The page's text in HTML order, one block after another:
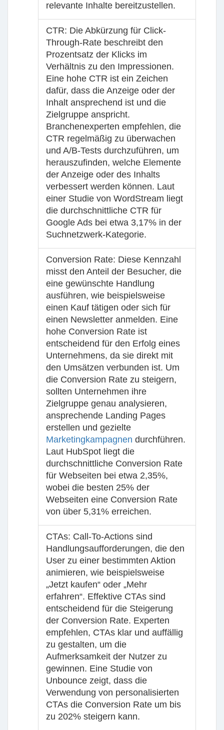
relevante Inhalte bereitzustellen.
CTR: Die Abkürzung für Click-
Through-Rate beschreibt den
Prozentsatz der Klicks im
Verhältnis zu den Impressionen.
Eine hohe CTR ist ein Zeichen
dafür, dass die Anzeige oder der
Inhalt ansprechend ist und die
Zielgruppe anspricht.
Branchenexperten empfehlen, die
CTR regelmäßig zu überwachen
und A/B-Tests durchzuführen, um
herauszufinden, welche Elemente
der Anzeige oder des Inhalts
verbessert werden können. Laut
einer Studie von WordStream liegt
die durchschnittliche CTR für
Google Ads bei etwa 3,17% in der
Suchnetzwerk-Kategorie.
Conversion Rate: Diese Kennzahl
misst den Anteil der Besucher, die
eine gewünschte Handlung
ausführen, wie beispielsweise
einen Kauf tätigen oder sich für
einen Newsletter anmelden. Eine
hohe Conversion Rate ist
entscheidend für den Erfolg eines
Unternehmens, da sie direkt mit
den Umsätzen verbunden ist. Um
die Conversion Rate zu steigern,
sollten Unternehmen ihre
Zielgruppe genau analysieren,
ansprechende Landing Pages
erstellen und gezielte
Marketingkampagnen durchführen.
Laut HubSpot liegt die
durchschnittliche Conversion Rate
für Webseiten bei etwa 2,35%,
wobei die besten 25% der
Webseiten eine Conversion Rate
von über 5,31% erreichen.
CTAs: Call-To-Actions sind
Handlungsaufforderungen, die den
User zu einer bestimmten Aktion
animieren, wie beispielsweise
„Jetzt kaufen“ oder „Mehr
erfahren“. Effektive CTAs sind
entscheidend für die Steigerung
der Conversion Rate. Experten
empfehlen, CTAs klar und auffällig
zu gestalten, um die
Aufmerksamkeit der Nutzer zu
gewinnen. Eine Studie von
Unbounce zeigt, dass die
Verwendung von personalisierten
CTAs die Conversion Rate um bis
zu 202% steigern kann.